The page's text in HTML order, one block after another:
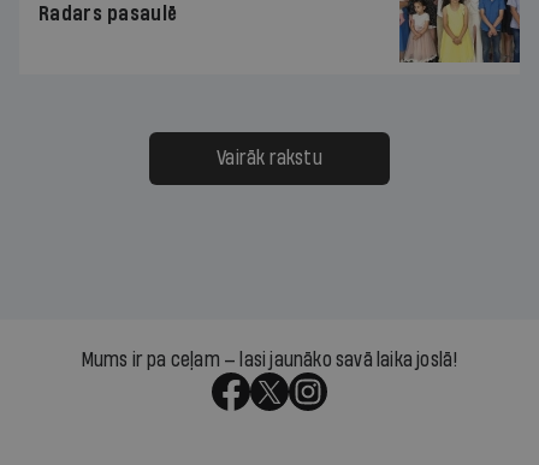
Radars pasaulē
Vairāk rakstu
Mums ir pa ceļam — lasi jaunāko savā laika joslā!